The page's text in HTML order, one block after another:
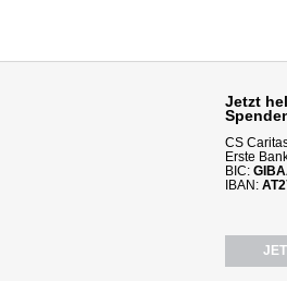
Jetzt
CS
Erste
BIC:
IBAN: